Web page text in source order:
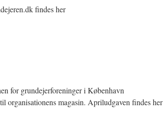
findes her
for grundejerforeninger i København
organisationens magasin. Apriludgaven findes her